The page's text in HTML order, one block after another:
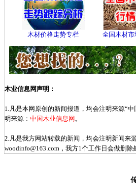
木材价格走势专栏 全国木材
木业信息网声明：
1.凡是本网原创的新闻报道，均会注明来源“
明来源： 中国木业信息网 。
2.凡是我方网站转载的新闻，均会注明新闻来
woodinfo@163.com，我方1个工作日会做删除